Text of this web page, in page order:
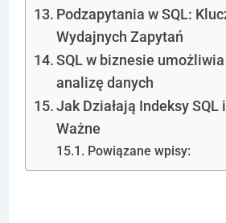
Podzapytania w SQL:
Wydajnych Zapytań
SQL w biznesie
analizę danych
Jak Działają Indeksy SQL
Ważne
Powiązane wpisy: